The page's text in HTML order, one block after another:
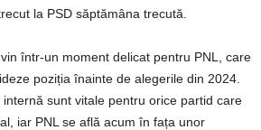
la PSD săptămâna trecută.
într-un moment delicat pentru PNL, care
poziția înainte de alegerile din 2024.
sunt vitale pentru orice partid care
iar PNL se află acum în fața unor